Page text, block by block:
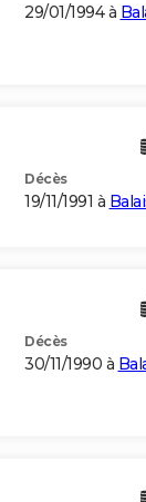
29/01/1994 à
Décès
19/11/1991 à
Décès
30/11/1990 à